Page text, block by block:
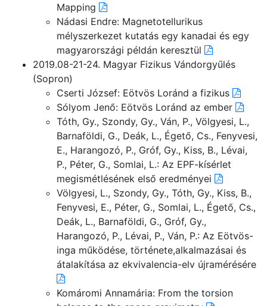
Mapping
Nádasi Endre: Magnetotellurikus
mélyszerkezet kutatás egy kanadai és egy
magyarországi példán keresztül
2019.08-21-24. Magyar Fizikus Vándorgyűlés
(Sopron)
Cserti József: Eötvös Loránd a fizikus
Sólyom Jenő: Eötvös Loránd az ember
Tóth, Gy., Szondy, Gy., Ván, P., Völgyesi, L.,
Barnaföldi, G., Deák, L., Égető, Cs., Fenyvesi,
E., Harangozó, P., Gróf, Gy., Kiss, B., Lévai,
P., Péter, G., Somlai, L.: Az EPF-kísérlet
megismétlésének első eredményei
Völgyesi, L., Szondy, Gy., Tóth, Gy., Kiss, B.,
Fenyvesi, E., Péter, G., Somlai, L., Égető, Cs.,
Deák, L., Barnaföldi, G., Gróf, Gy.,
Harangozó, P., Lévai, P., Ván, P.: Az Eötvös-
inga működése, története,alkalmazásai és
átalakítása az ekvivalencia-elv újramérésére
Komáromi Annamária: From the torsion